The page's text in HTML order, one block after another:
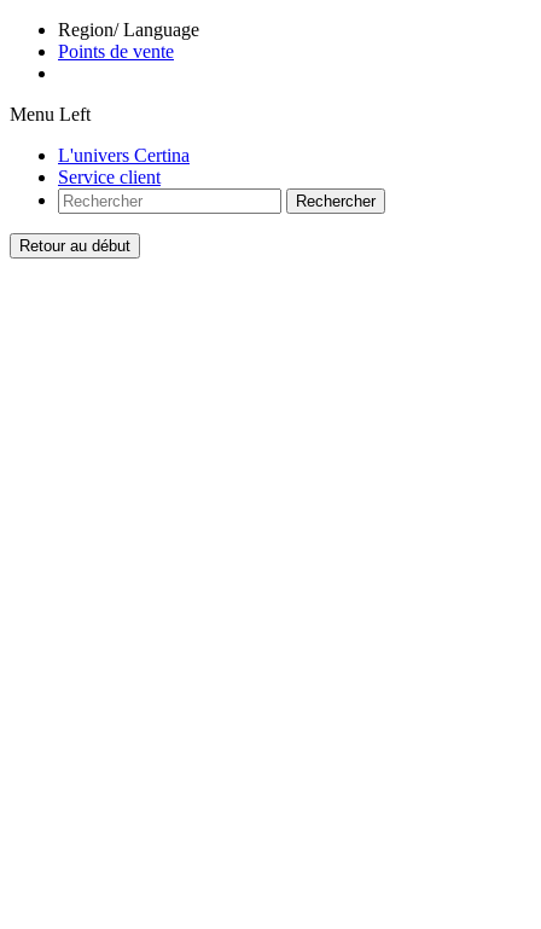
Region/ Language
Points de vente
Menu Left
L'univers Certina
Service client
Rechercher
Retour au début